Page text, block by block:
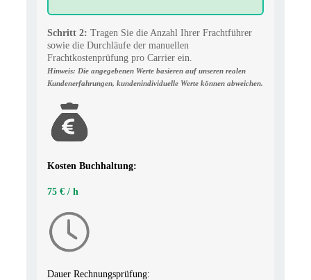
Schritt 2: Tragen Sie die Anzahl Ihrer Frachtführer
sowie die Durchläufe der manuellen
Frachtkostenprüfung pro Carrier ein.
Hinweis: Die angegebenen Werte basieren auf unseren realen
Kundenerfahrungen, kundenindividuelle Werte können abweichen.
Kosten Buchhaltung:
75 € / h
Dauer Rechnungsprüfung: